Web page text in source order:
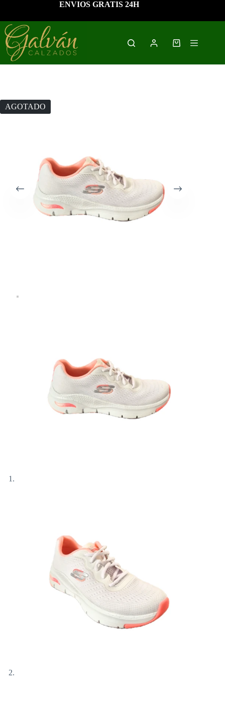
contenido
ENVIOS GRATIS 24H
Carro
compra
AGOTADO